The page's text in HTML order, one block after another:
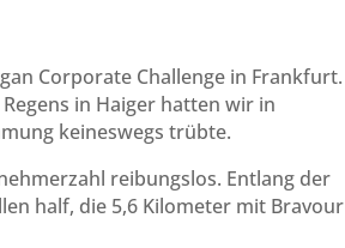
Corporate Challenge in Frankfurt.
in Haiger hatten wir in
keineswegs trübte.
reibungslos. Entlang der
half, die 5,6 Kilometer mit Bravour